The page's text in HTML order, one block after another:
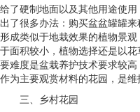
给了硬制地面以及其他用途使
出了很多办法：购买盆盆罐罐
形成类似于地栽效果的植物景
于面积较小，植物选择还是以
要难度是盆栽养护技术要求较
作为主要观赏材料的花园，是维
三、乡村花园